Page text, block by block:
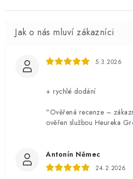
5.3.2026
+ rychlé dodání
"Ověřená recenze –
ověřen službou Heureka
Antonín Němec
24.2.2026